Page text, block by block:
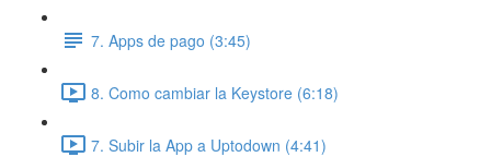
7. Apps de pago (3:45)
8. Como cambiar la Keystore (6:18)
7. Subir la App a Uptodown (4:41)